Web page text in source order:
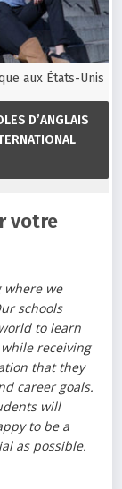
aux États-Unis
D’ANGLAIS
votre
where we
schools
to learn
receiving
that they
career goals.
will
to be a
as possible.